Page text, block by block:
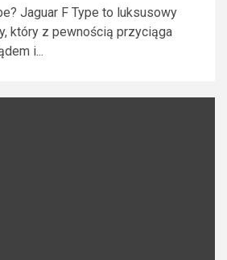
Jaguar F Type to luksusowy
który z pewnością przyciąga
i...